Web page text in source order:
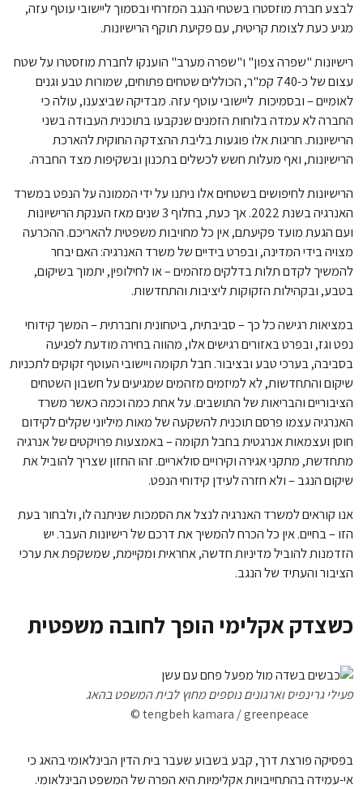
לבצע חברת מוזסטרו בשטחי הנגב המזרחי ובסמוך ליישובי עוטף עזה,
מגיע כעת לצומת קריטית, עם פקיעת תוקף הרישיונות.
רישיונות "שפרה צפון" ו"שפרה מערב" הוענקו לחברת מוזסטרו על שטח
עצום של כ-740 קמ"ר, הכוללים שטחים פתוחים, שמורות טבע וגנים
לאומיים – ובסמיכות ליישובי עוטף עזה. מבדיקה שביצענו, עולה כי
החברה לא עמדה בלוחות הזמנים שנקבעו בתוכנית העבודה בשני
הרישיונות. חריגות אלו פוגעות בליבת ההצדקה החוקית להארכת
הרישיונות, ואף מעלות חשש לכשלים בתכנון ובשקיפות מצד החברה.
הרישיונות לחיפושים בשטחים אלו ניתנו על ידי הממונה על הנפט במשרד
האנרגיה בשנת 2022. אך כעת, בחלוף 3 שנים מאז הענקת הרישיונות
ועם הגעת מועד פקיעתם, אין כל מחויבות משפטית להאריכם. ההכרעה
מצויה בידי המדינה, ובפרט בידיים של משרד האנרגיה: האם יבחר
להמשיך לקדם תלות בדלקים מזהמים – או לחילופין, יתמוך בשיקום,
בטבע, ובקהילות הזקוקות ליציבות והתחדשות.
במציאות רגישה כל כך – סביבתית, ביטחונית וחברתית – המשך קידוחי
נפט וגז, ובפרט באזורים רגישים אלו, מהווה בחירה מודעת לפגיעה
בסביבה, בערכי טבע ובציבור. חבל תקומה ויישובי העוטף זקוקים לתכניות
שיקום והתחדשות, לא למיזמים מזהמים שמגיעים על חשבון השטחים
הציבוריים והבריאות של התושבים. על אחת כמה וכמה כאשר משרד
האנרגיה עצמו פרסם תוכנית להשקעה של מאות מיליוני שקלים לקידום
חוסן ועצמאות אנרגטית בחבל תקומה – באמצעות פרויקטים של אנרגיה
מתחדשת, מתקני אגירה וקירויים סולאריים. זהו החזון שצריך להוביל את
שיקום הנגב – ולא חזרה לעידן קידוחי הנפט.
אנו קוראים למשרד האנרגיה לנצל את הסמכות שניתנה לו, ולבחור בעת
הזו – בחיים. אין כל הכרח להמשיך את דרכם של רישיונות העבר. יש
הזדמנות להוביל מדיניות חדשה, אחראית ומקיימת, שמשקפת את ערכי
הציבור והעתיד של הנגב.
כשצדק אקלימי הופך לחובה משפטית
פעילי גרינפיס וארגונים נוספים מחוץ לבית המשפט בהאג
© tengbeh kamara / greenpeace
בפסיקה פורצת דרך, קבע בשבוע שעבר בית הדין הבינלאומי בהאג כי
אי-עמידה בהתחייבויות אקלימיות היא הפרה של המשפט הבינלאומי.